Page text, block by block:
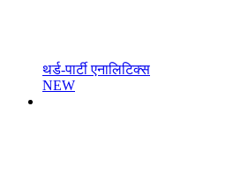
थर्ड-पार्टी एनालिटिक्स
NEW